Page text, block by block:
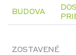
BUDOVA
ZOSTAVENÉ